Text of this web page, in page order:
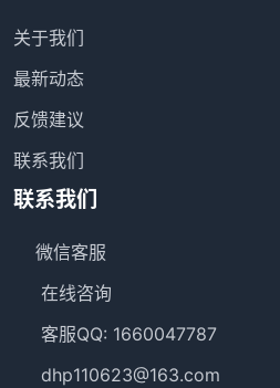
关于我们
最新动态
反馈建议
联系我们
联系我们
微信客服
在线咨询
客服QQ: 1660047787
dhp110623@163.com